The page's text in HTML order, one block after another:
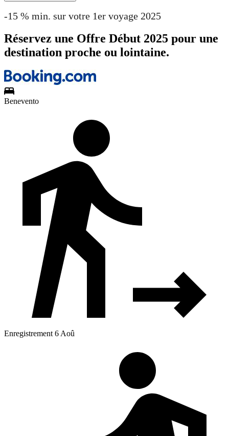
-15 % min. sur votre 1er voyage 2025
Réservez une Offre Début 2025 pour une
destination proche ou lointaine.
Benevento
Enregistrement 6 Aoû